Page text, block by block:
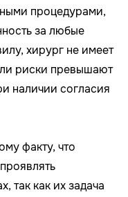
процедурами,
за любые
хирург не имеет
риски превышают
наличии согласия
факту, что
так как их задача